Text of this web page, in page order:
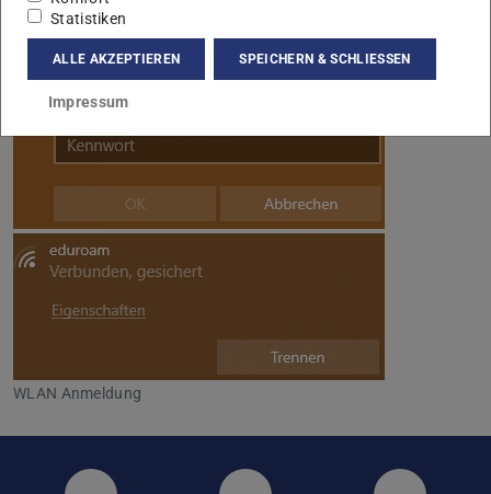
WLAN Anmeldung
Statistiken
ALLE AKZEPTIEREN SPEICHERN & SCHLIESSEN
Impressum